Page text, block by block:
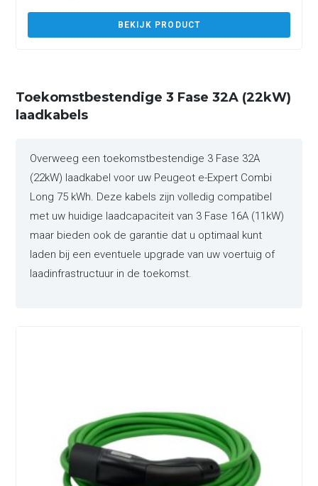
BEKIJK PRODUCT
Toekomstbestendige 3 Fase 32A (22kW)
laadkabels
Overweeg een toekomstbestendige 3 Fase 32A
(22kW) laadkabel voor uw Peugeot e-Expert Combi
Long 75 kWh. Deze kabels zijn volledig compatibel
met uw huidige laadcapaciteit van 3 Fase 16A (11kW)
maar bieden ook de garantie dat u optimaal kunt
laden bij een eventuele upgrade van uw voertuig of
laadinfrastructuur in de toekomst.